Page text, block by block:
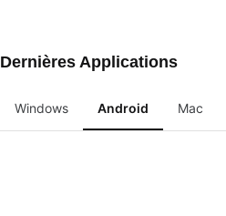
Dernières Applications
Windows Android Mac